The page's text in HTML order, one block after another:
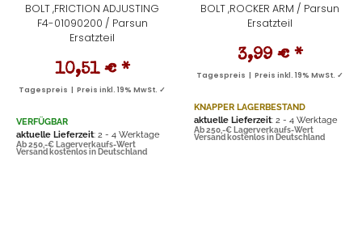
BOLT ,FRICTION ADJUSTING
F4-01090200 / Parsun
Ersatzteil
10,51 € *
Tagespreis | Preis inkl. 19% MwSt. ✓
VERFÜGBAR
aktuelle Lieferzeit: 2 - 4 Werktage
Ab 250,-€ Lagerverkaufs-Wert
Versand kostenlos in Deutschland
BOLT ,ROCKER ARM / Parsun
Ersatzteil
3,99 € *
Tagespreis | Preis inkl. 19% MwSt. ✓
KNAPPER LAGERBESTAND
aktuelle Lieferzeit: 2 - 4 Werktage
Ab 250,-€ Lagerverkaufs-Wert
Versand kostenlos in Deutschland